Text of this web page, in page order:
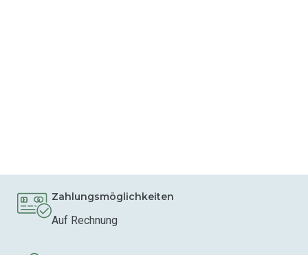
Zahlungsmöglichkeiten
Auf Rechnung